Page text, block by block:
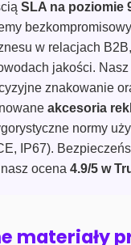
SLA na poziomie
w relacjach
jakości. Nasz
znakowanie
akcesoria
normy
IP67).
ocena 4.9/5 w
materiały